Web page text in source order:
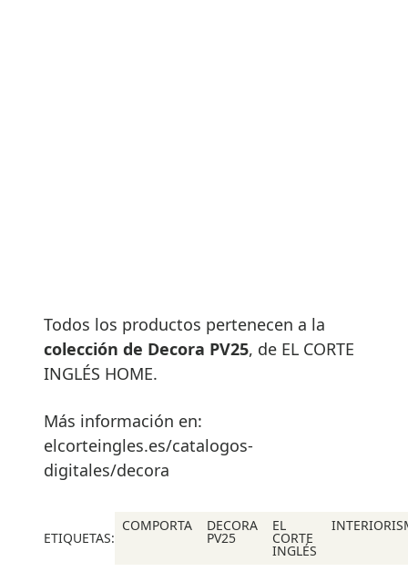
Todos los productos pertenecen a la
colección de Decora PV25, de EL CORTE
INGLÉS HOME.
Más información en:
elcorteingles.es/catalogos-
digitales/decora
ETIQUETAS:
COMPORTA DECORA
PV25
EL
CORTE
INGLÉS